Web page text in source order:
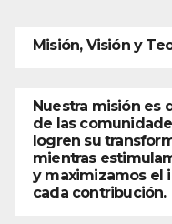
Misión, Visión y
Nuestra misión es
de las
logren su
mientras
y maximizamos el
cada contribución.